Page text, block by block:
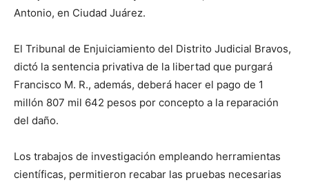
Antonio, en Ciudad Juárez.
El Tribunal de Enjuiciamiento del Distrito Judicial Bravos,
dictó la sentencia privativa de la libertad que purgará
Francisco M. R., además, deberá hacer el pago de 1
millón 807 mil 642 pesos por concepto a la reparación
del daño.
Los trabajos de investigación empleando herramientas
científicas, permitieron recabar las pruebas necesarias